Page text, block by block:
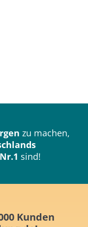
zu machen,
sind!
Kunden